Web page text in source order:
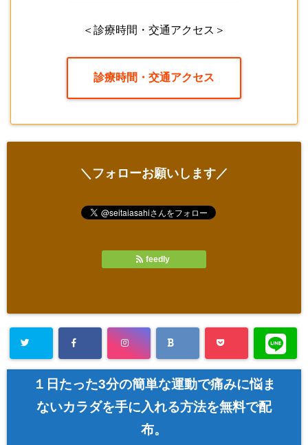
＜診療時間・交通アクセス＞
診療時間・交通アクセス
＼フォローお願いします／
feedly
１日たった3分の簡単な運動で痛みに悩ま
ないカラダを手に入れる方法を無料で配
布。